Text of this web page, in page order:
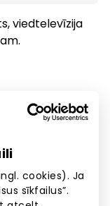
cookies). Ja
sīkfailus”.
viedtelevīzija